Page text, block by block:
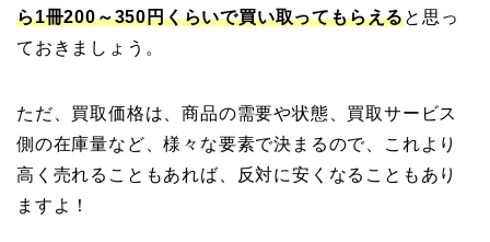
ら1冊200～350円くらいで買い取ってもらえると思っ
ておきましょう。
ただ、買取価格は、商品の需要や状態、買取サービス
側の在庫量など、様々な要素で決まるので、これより
高く売れることもあれば、反対に安くなることもあり
ますよ！